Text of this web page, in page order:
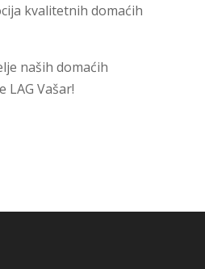
kvalitetnih domaćih
naših domaćih
LAG Vašar!